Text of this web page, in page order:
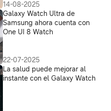
14-08-2025
Galaxy Watch Ultra de
Samsung ahora cuenta con
One UI 8 Watch
22-07-2025
La salud puede mejorar al
instante con el Galaxy Watch